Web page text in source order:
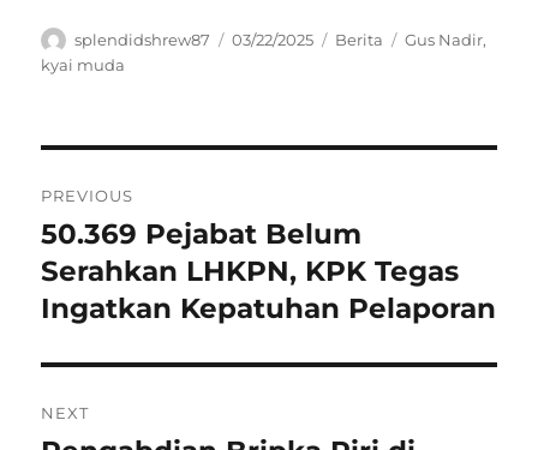
Author
splendidshrew87
Posted
03/22/2025 Categories
Berita Tags
Gus Nadir,
kyai muda
pos
PREVIOUS
Previous
post:
50.369 Pejabat Belum
Serahkan LHKPN, KPK Tegas
Ingatkan Kepatuhan Pelaporan
NEXT